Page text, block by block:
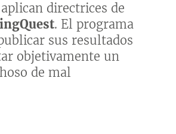
directrices de
. El programa
sus resultados
objetivamente un
de mal